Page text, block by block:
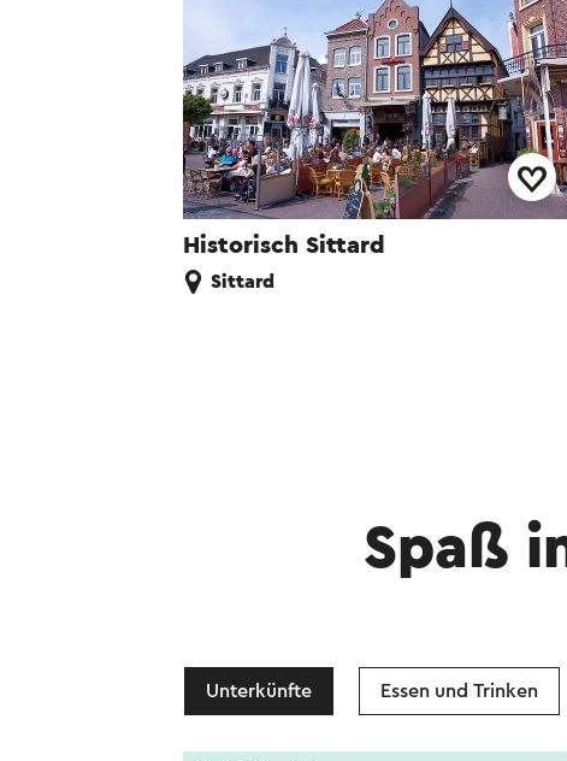
Historisch Sittard
Sittard
Spaß
Unterkünfte Essen und Trinken